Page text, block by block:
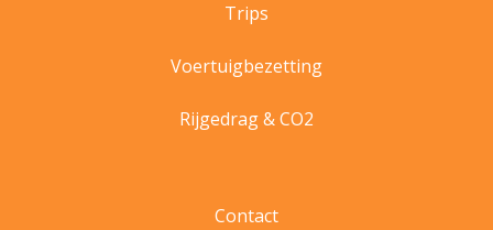
Trips
Voertuigbezetting
Rijgedrag & CO2
Contact